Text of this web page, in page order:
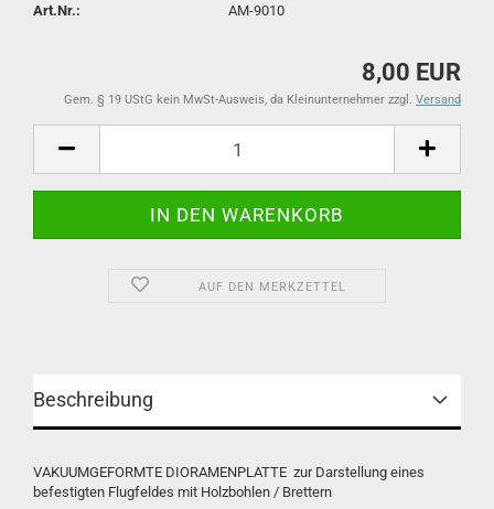
Art.Nr.: AM-9010
8,00 EUR
Gem. § 19 UStG kein MwSt-Ausweis, da Kleinunternehmer zzgl. Versand
AUF DEN MERKZETTEL
Beschreibung
VAKUUMGEFORMTE DIORAMENPLATTE zur Darstellung eines
befestigten Flugfeldes mit Holzbohlen / Brettern